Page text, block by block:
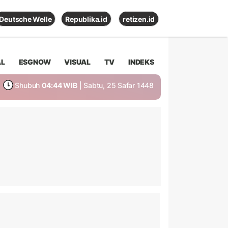
Deutsche Welle Republika.id retizen.id
ESGNOW VISUAL TV INDEKS
Shubuh 04:44 WIB | Sabtu, 25 Safar 1448